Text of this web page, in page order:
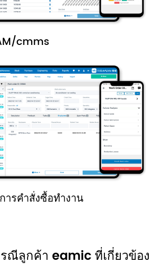
cmms
รคำสั่งซื้อทำงาน
ณีลูกค้า eamic ที่เกี่ยวข้อง